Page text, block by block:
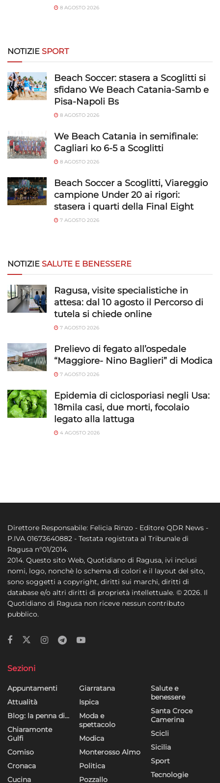
8 AGOSTO 2026
NOTIZIE SPORT
Beach Soccer: stasera a Scoglitti si
sfidano We Beach Catania-Samb e
Pisa-Napoli Bs
8 AGOSTO 2026
We Beach Catania in semifinale:
Cagliari ko 6-5 a Scoglitti
8 AGOSTO 2026
Beach Soccer a Scoglitti, Viareggio
campione Under 20 ai rigori:
stasera i quarti della Final Eight
7 AGOSTO 2026
NOTIZIE SALUTE E BENESSERE
Ragusa, visite specialistiche in
attesa: dal 10 agosto il Percorso di
tutela si chiede online
7 AGOSTO 2026
Prelievo di fegato all’ospedale
“Maggiore- Nino Baglieri” di Modica
7 AGOSTO 2026
Epidemia di ciclosporiasi negli Usa:
18mila casi, due morti, focolaio
legato alla lattuga
4 AGOSTO 2026
Direttore Responsabile: Felicia Rinzo - Editore QDR News -
P.IVA 01673640882 - Testata registrata al Tribunale di
Ragusa n°01/2014.
2014. Questo sito Web, Quotidiano di Ragusa, ivi inclusi
nomi, logo, nonchè lo schema di colori e il layout del sito,
sono soggetti a copyright, diritti sui marchi, diritti di
database e/o altri diritti di proprietà intellettuale. © 2026. Il
Quotidiano di Ragusa non riceve nessun contributo
pubblico.
Sezioni
Appuntamenti
Attualità
Blog: la penna di…
Chiaramonte
Gulfi
Comiso
Cronaca
Cucina
Giarratana
Ispica
Moda e
spettacolo
Modica
Monterosso Almo
Politica
Pozzallo
Salute e
benessere
Santa Croce
Camerina
Scicli
Sicilia
Sport
Tecnologie